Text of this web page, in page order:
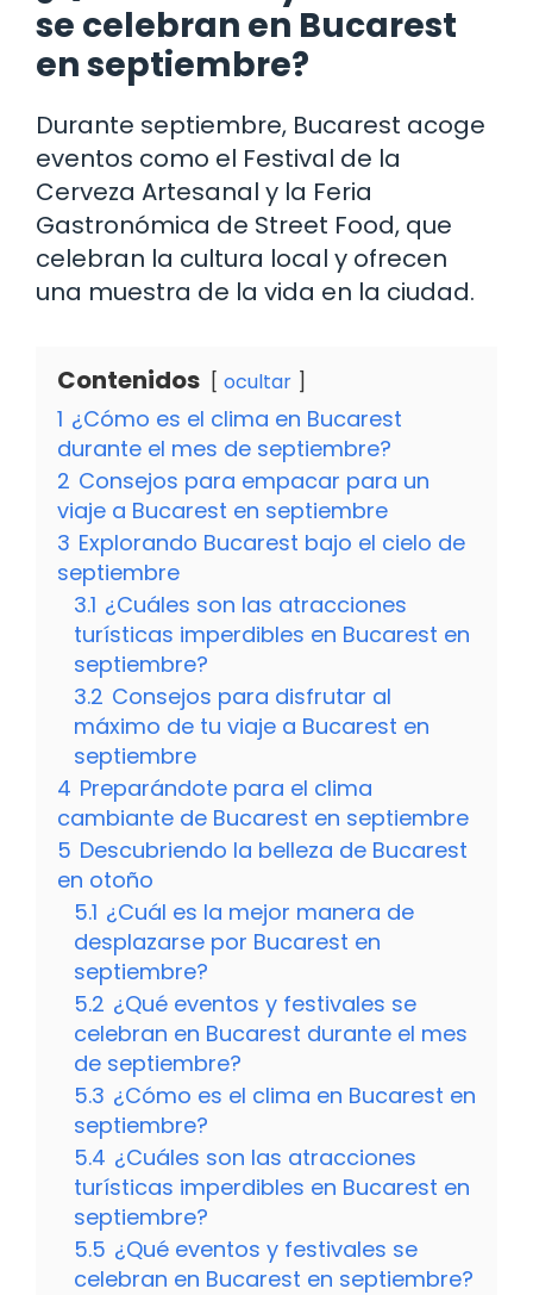
se celebran en Bucarest
en septiembre?
Durante septiembre, Bucarest acoge
eventos como el Festival de la
Cerveza Artesanal y la Feria
Gastronómica de Street Food, que
celebran la cultura local y ofrecen
una muestra de la vida en la ciudad.
Contenidos ocultar
1 ¿Cómo es el clima en Bucarest
durante el mes de septiembre?
2 Consejos para empacar para un
viaje a Bucarest en septiembre
3 Explorando Bucarest bajo el cielo de
septiembre
3.1 ¿Cuáles son las atracciones
turísticas imperdibles en Bucarest en
septiembre?
3.2 Consejos para disfrutar al
máximo de tu viaje a Bucarest en
septiembre
4 Preparándote para el clima
cambiante de Bucarest en septiembre
5 Descubriendo la belleza de Bucarest
en otoño
5.1 ¿Cuál es la mejor manera de
desplazarse por Bucarest en
septiembre?
5.2 ¿Qué eventos y festivales se
celebran en Bucarest durante el mes
de septiembre?
5.3 ¿Cómo es el clima en Bucarest en
septiembre?
5.4 ¿Cuáles son las atracciones
turísticas imperdibles en Bucarest en
septiembre?
5.5 ¿Qué eventos y festivales se
celebran en Bucarest en septiembre?